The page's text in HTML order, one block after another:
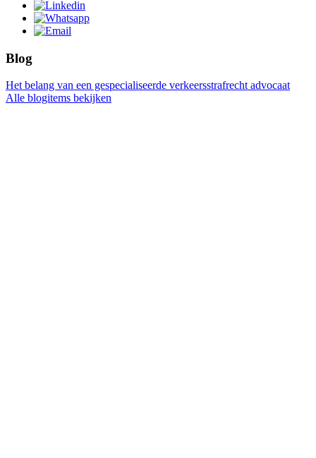
Blog
Het belang van een gespecialiseerde verkeersstrafrecht advocaat
Alle blogitems bekijken